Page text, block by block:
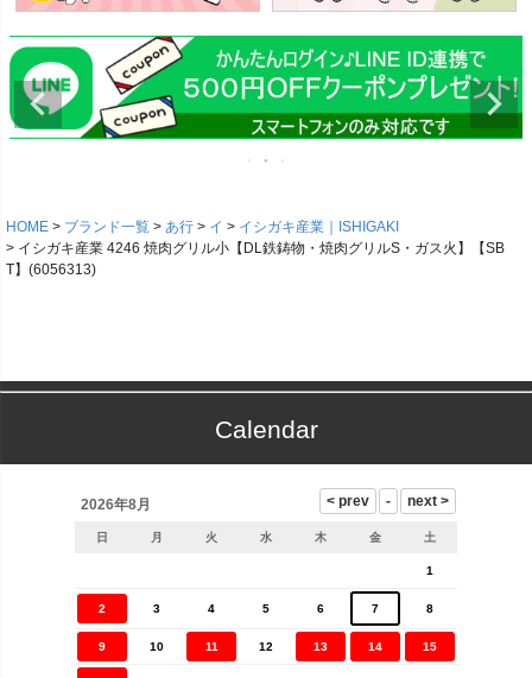
HOME ブランド一覧 あ行 イ
イシガキ産業｜ISHIGAKI
イシガキ産業 4246 焼肉グリル小【DL鉄鋳物・焼肉グリルS・ガス火】【SB
T】(6056313)
Calendar
2026年8月
日 月 火 水 木 金 土
1
2 3 4 5 6 7 8
9 10 11 12 13 14 15